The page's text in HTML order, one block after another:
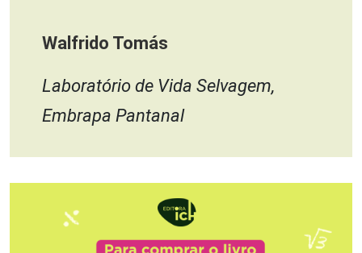
Walfrido Tomás
Laboratório de Vida Selvagem,
Embrapa Pantanal